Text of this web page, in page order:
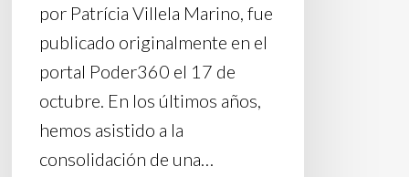
por Patrícia Villela Marino, fue
publicado originalmente en el
portal Poder360 el 17 de
octubre. En los últimos años,
hemos asistido a la
consolidación de una…